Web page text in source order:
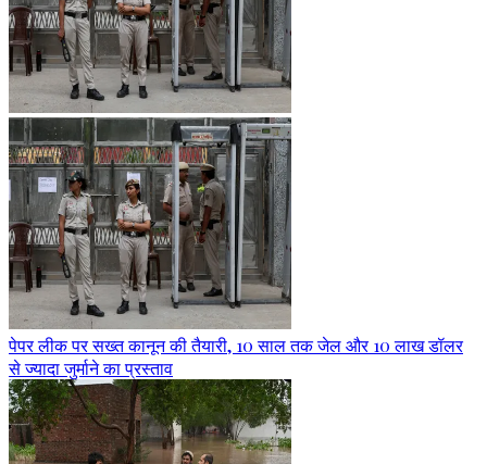
पेपर लीक पर सख्त कानून की तैयारी, 10 साल तक जेल और 10 लाख डॉलर
से ज्यादा जुर्माने का प्रस्ताव